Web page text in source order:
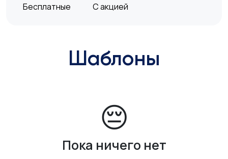
Бесплатные С акцией
Шаблоны
😔
Пока ничего нет